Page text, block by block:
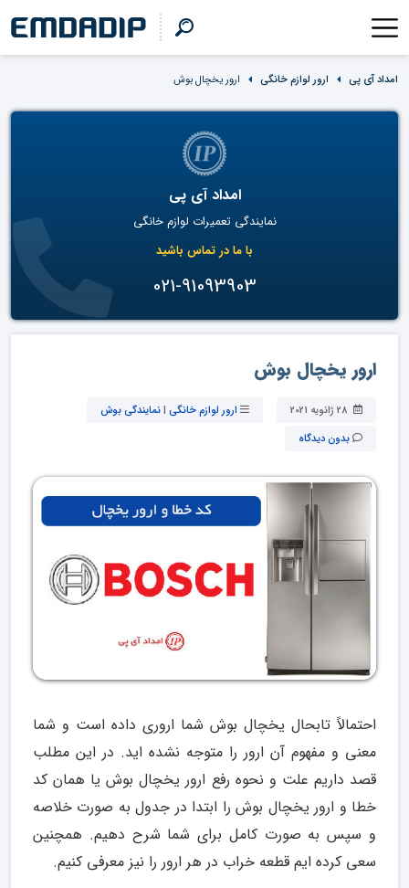
امداد آی پی ارور لوازم خانگی ارور یخچال بوش
امداد آی پی
نمایندگی تعمیرات لوازم خانگی
با ما در تماس باشید
021-91093903
ارور یخچال بوش
ارور لوازم خانگی |نمایندگی بوش
بدون دیدگاه
احتمالاً تابحال یخچال بوش شما اروری داده است و شما
معنی و مفهوم آن ارور را متوجه نشده اید. در این مطلب
قصد داریم علت و نحوه رفع ارور یخچال بوش یا همان کد
خطا و ارور یخچال بوش را ابتدا در جدول به صورت خلاصه
و سپس به صورت کامل برای شما شرح دهیم. همچنین
سعی کرده ایم قطعه خراب در هر ارور را نیز معرفی کنیم.